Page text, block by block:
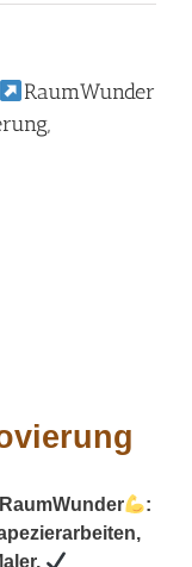
RaumWunder
RaumWunder
: